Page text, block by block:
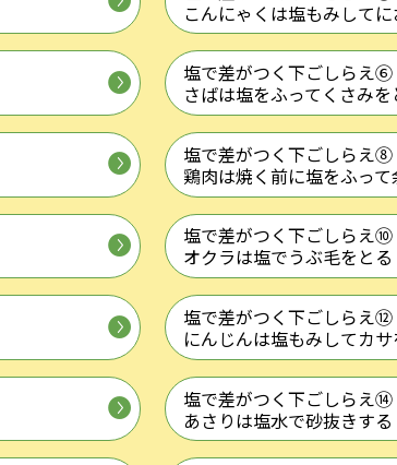
こんにゃくは塩もみして
塩で差がつく下ごしらえ⑥
さばは塩をふってくさみ
塩で差がつく下ごしらえ⑧
鶏肉は焼く前に塩をふっ
塩で差がつく下ごしらえ⑩
オクラは塩でうぶ毛をとる
塩で差がつく下ごしらえ⑫
にんじんは塩もみしてカ
塩で差がつく下ごしらえ⑭
あさりは塩水で砂抜きする